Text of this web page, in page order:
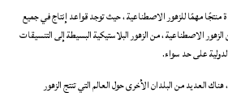
منتجًا مهمًا للزهور الاصطناعية ، حيث توجد قواعد إنتاج في جميع
الاصطناعية ، من الزهور البلاستيكية البسيطة إلى التنسيقات
على حد سواء.
العديد من البلدان الأخرى حول العالم التي تنتج الزهور